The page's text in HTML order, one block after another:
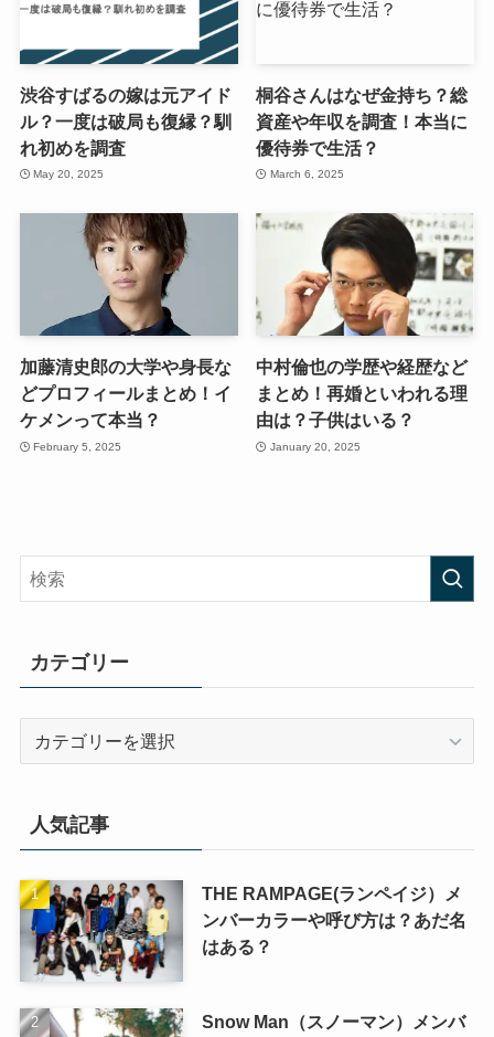
渋谷すばるの嫁は元アイド
ル？一度は破局も復縁？馴
れ初めを調査
May 20, 2025
桐谷さんはなぜ金持ち？総
資産や年収を調査！本当に
優待券で生活？
March 6, 2025
加藤清史郎の大学や身長な
どプロフィールまとめ！イ
ケメンって本当？
February 5, 2025
中村倫也の学歴や経歴など
まとめ！再婚といわれる理
由は？子供はいる？
January 20, 2025
カテゴリー
ー
人気記事
THE RAMPAGE(ランペイジ）メ
ンバーカラーや呼び方は？あだ名
はある？
Snow Man（スノーマン）メンバ